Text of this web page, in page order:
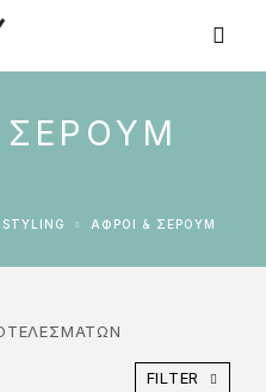
ΣΈΡΟΥΜ
STYLING ΑΦΡΟΊ & ΣΈΡΟΥΜ
FILTER